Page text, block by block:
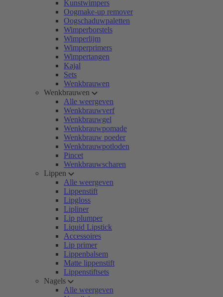
Kunstwimpers
Oogmake-up remover
Oogschaduwpaletten
Wimperborstels
Wimperlijm
Wimperprimers
Wimpertangen
Kajal
Sets
Wenkbrauwen
Wenkbrauwen
Alle weergeven
Wenkbrauwverf
Wenkbrauwgel
Wenkbrauwpomade
Wenkbrauw poeder
Wenkbrauwpotloden
Pincet
Wenkbrauwscharen
Lippen
Alle weergeven
Lippenstift
Lipgloss
Lipliner
Lip plumper
Liquid Lipstick
Accessoires
Lip primer
Lippenbalsem
Matte lippenstift
Lippenstiftsets
Nagels
Alle weergeven